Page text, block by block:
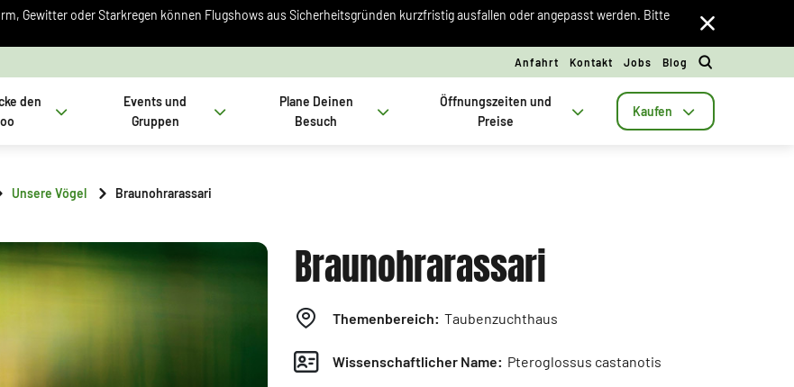
Gewitter oder Starkregen können Flugshows aus Sicherheitsgründen kurzfristig ausfallen oder angepasst werden. Bitte
Anfahrt Kontakt Jobs Blog
den
Events und
Gruppen
Plane Deinen
Besuch
Öffnungszeiten und
Preise
Kaufen
Unsere Vögel Braunohrarassari
Braunohrarassari
Themenbereich: Taubenzuchthaus
Wissenschaftlicher Name: Pteroglossus castanotis